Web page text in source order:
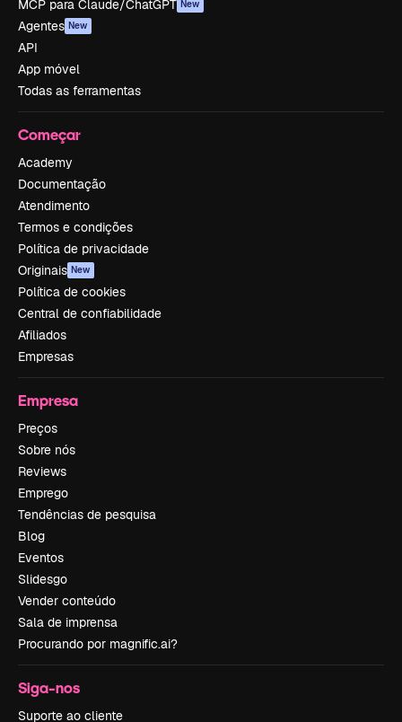
MCP para Claude/ChatGPT New
Agentes New
API
App móvel
Todas as ferramentas
Começar
Academy
Documentação
Atendimento
Termos e condições
Política de privacidade
Originais New
Política de cookies
Central de confiabilidade
Afiliados
Empresas
Empresa
Preços
Sobre nós
Reviews
Emprego
Tendências de pesquisa
Blog
Eventos
Slidesgo
Vender conteúdo
Sala de imprensa
Procurando por magnific.ai?
Siga-nos
Suporte ao cliente